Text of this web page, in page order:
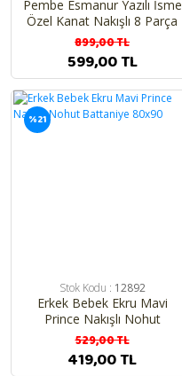
Pembe Esmanur Yazılı İsme
Özel Kanat Nakışlı 8 Parça
Hastane Çıkış Seti
899,00 TL
599,00 TL
%21
Stok Kodu : 12892
Erkek Bebek Ekru Mavi
Prince Nakışlı Nohut
Battaniye 80x90
529,00 TL
419,00 TL